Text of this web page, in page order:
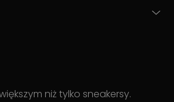
niż tylko sneakersy.